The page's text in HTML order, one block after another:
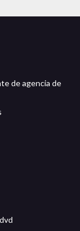
de agencia de